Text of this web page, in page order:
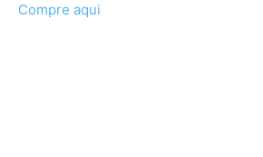
Compre aqui